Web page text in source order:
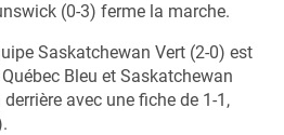
(0-3) ferme la marche.
Saskatchewan Vert (2-0) est
Bleu et Saskatchewan
avec une fiche de 1-1,